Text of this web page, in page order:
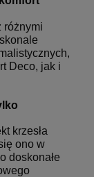
różnymi
Deco, jak i
krzesła
ono w
doskonałe